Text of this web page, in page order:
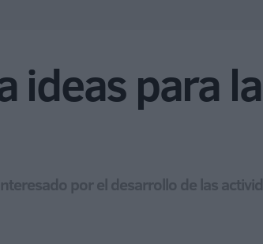
ideas para
por el desarrollo de las